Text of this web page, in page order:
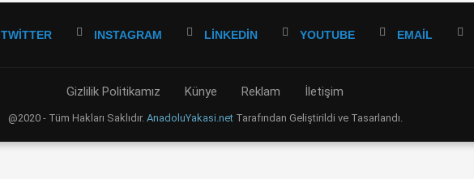
TWITTER INSTAGRAM LINKEDIN YOUTUBE EMAIL
Gizlilik Politikamız Künye Reklam İletişim
@2020 - Tüm Hakları Saklıdır. AnadoluYakasi.netTarafından Geliştirildi ve Tasarlandı.